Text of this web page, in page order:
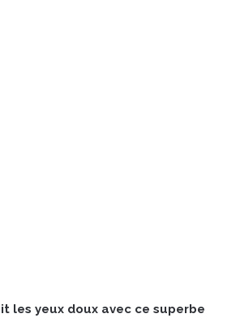
les yeux doux avec ce superbe